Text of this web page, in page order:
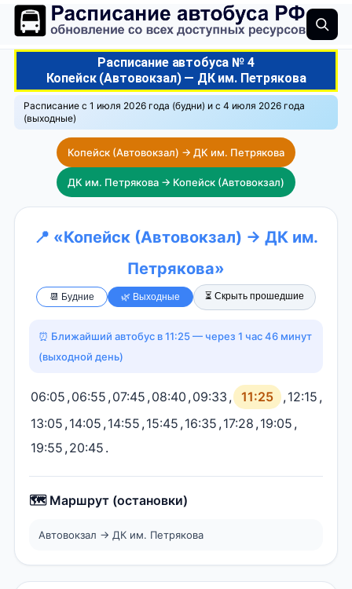
Расписание автобуса № 4
Копейск (Автовокзал) — ДК им. Петрякова
Расписание с 1 июля 2026 года (будни) и с 4 июля 2026 года
(выходные)
Копейск (Автовокзал) → ДК им. Петрякова
ДК им. Петрякова → Копейск (Автовокзал)
📍 «Копейск (Автовокзал) → ДК им.
Петрякова»
📆 Будние 🌿 Выходные ⏳ Скрыть прошедшие
⏰ Ближайший автобус в 11:25 — через 1 час 46 минут
(выходной день)
06:05 ,06:55 ,07:45 ,08:40 ,09:33 , 11:25 ,12:15 ,
13:05 ,14:05 ,14:55 ,15:45 ,16:35 ,17:28 ,19:05 ,
19:55 ,20:45 .
🗺️ Маршрут (остановки)
Автовокзал → ДК им. Петрякова